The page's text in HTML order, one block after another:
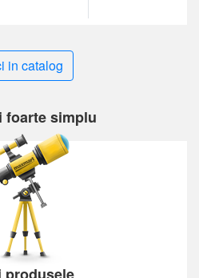
in catalog
foarte simplu